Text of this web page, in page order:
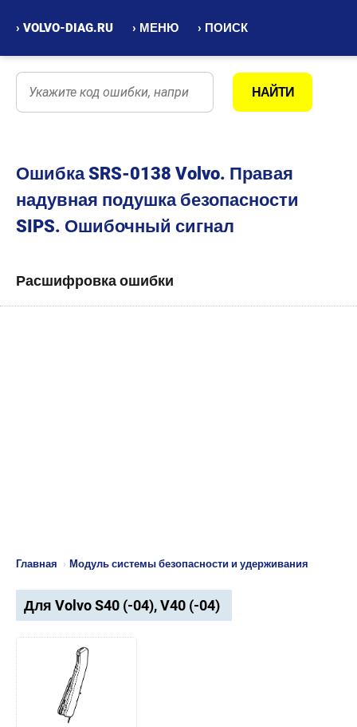
› VOLVO-DIAG.RU › МЕНЮ › ПОИСК
Ошибка SRS-0138 Volvo. Правая
надувная подушка безопасности
SIPS. Ошибочный сигнал
Расшифровка ошибки
Главная › Модуль системы безопасности и удерживания
Для Volvo S40 (-04), V40 (-04)